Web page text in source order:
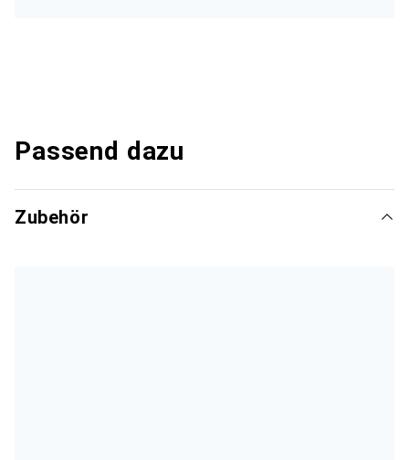
Passend dazu
Zubehör